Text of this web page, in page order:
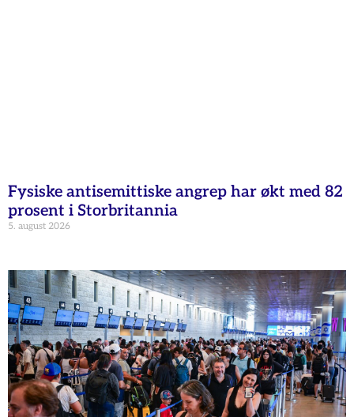
Fysiske antisemittiske angrep har økt med 82
prosent i Storbritannia
5. august 2026